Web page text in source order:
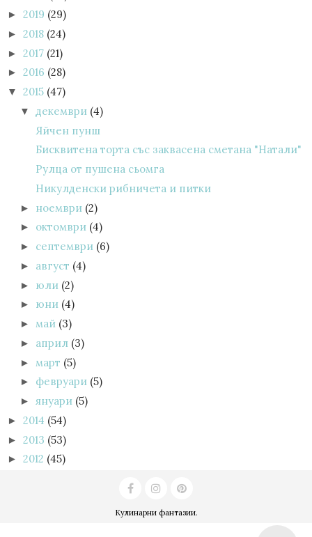
► 2019 (29)
► 2018 (24)
► 2017 (21)
► 2016 (28)
▼ 2015 (47)
▼ декември (4)
Яйчен пунш
Бисквитена торта със заквасена сметана "Натали"
Рулца от пушена сьомга
Никулденски рибничета и питки
► ноември (2)
► октомври (4)
► септември (6)
► август (4)
► юли (2)
► юни (4)
► май (3)
► април (3)
► март (5)
► февруари (5)
► януари (5)
► 2014 (54)
► 2013 (53)
► 2012 (45)
Кулинарни фантазии.